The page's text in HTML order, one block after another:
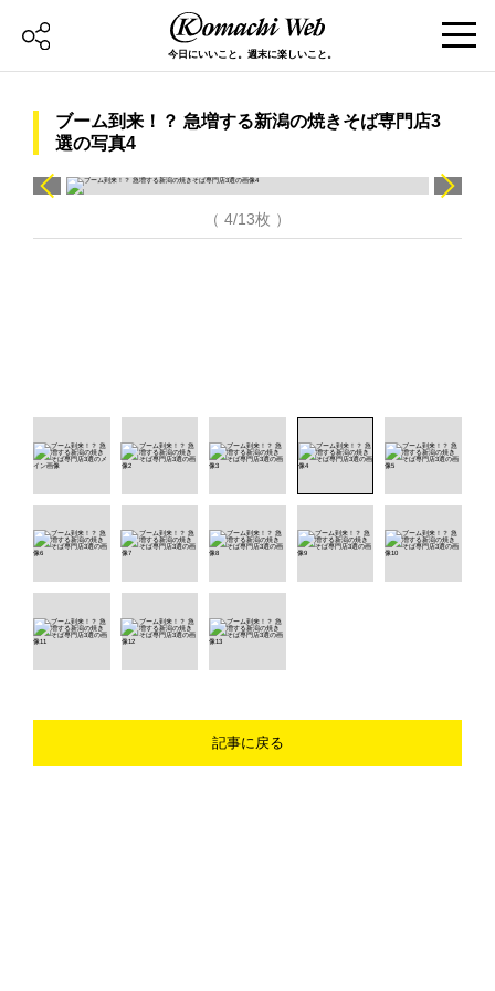
今日にいいこと。週末に楽しいこと。
ブーム到来！？ 急増する新潟の焼きそば専門店3
選の写真4
（ 4/13枚 ）
記事に戻る